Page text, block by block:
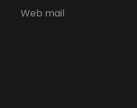
Web mail